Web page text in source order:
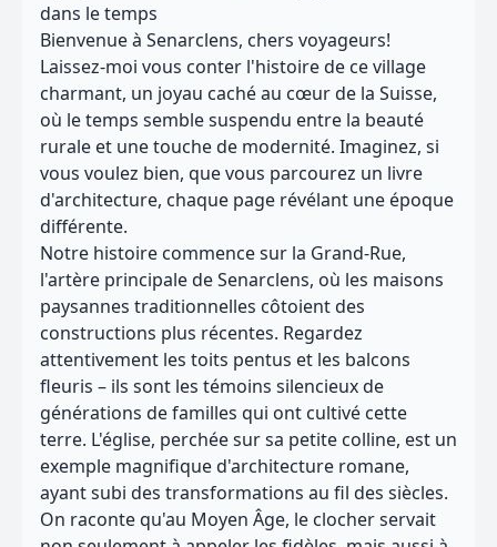
dans le temps
Bienvenue à Senarclens, chers voyageurs!
Laissez-moi vous conter l'histoire de ce village
charmant, un joyau caché au cœur de la Suisse,
où le temps semble suspendu entre la beauté
rurale et une touche de modernité. Imaginez, si
vous voulez bien, que vous parcourez un livre
d'architecture, chaque page révélant une époque
différente.
Notre histoire commence sur la Grand-Rue,
l'artère principale de Senarclens, où les maisons
paysannes traditionnelles côtoient des
constructions plus récentes. Regardez
attentivement les toits pentus et les balcons
fleuris – ils sont les témoins silencieux de
générations de familles qui ont cultivé cette
terre. L'église, perchée sur sa petite colline, est un
exemple magnifique d'architecture romane,
ayant subi des transformations au fil des siècles.
On raconte qu'au Moyen Âge, le clocher servait